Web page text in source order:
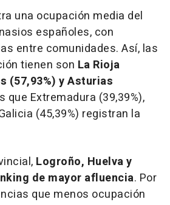
una ocupación media del
españoles, con
entre comunidades. Así, las
tienen son La Rioja
(57,93%) y Asturias
que Extremadura (39,39%),
(45,39%) registran la
Logroño, Huelva y
de mayor afluencia. Por
que menos ocupación